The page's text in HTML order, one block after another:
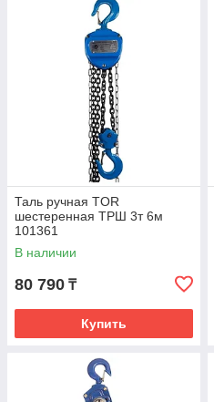
Таль ручная TOR
шестеренная ТРШ 3т 6м
101361
В наличии
80 790 ₸
Купить